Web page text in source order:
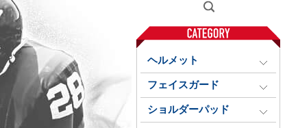
ヘルメット
フェイスガード
ショルダーパッド